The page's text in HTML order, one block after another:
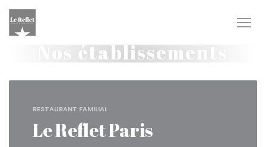
Personnalisation de vos choix en matière de cookies
Nos établissements
RESTAURANT FAMILIAL
Le Reflet Paris